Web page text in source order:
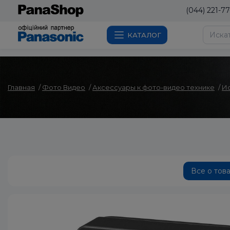
(044) 221-
КАТАЛОГ
Главная Фото Видео Аксессуары к фото-видео технике
Все о